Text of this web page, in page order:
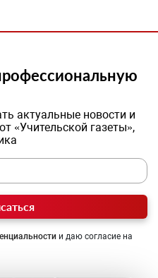
актуальные новости и
«Учительской газеты»,
и даю согласие на